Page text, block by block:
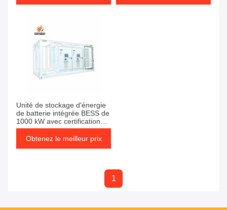
Unité de stockage d'énergie
de batterie intégrée BESS de
1000 kW avec certification
UL
Obtenez le meilleur prix
1